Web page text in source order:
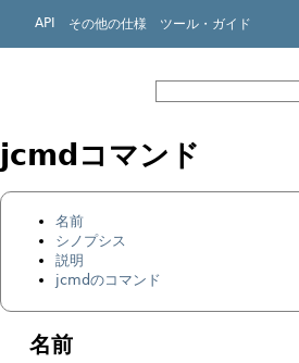
API その他の仕様 ツール・ガイド
jcmdコマンド
名前
シノプシス
説明
jcmdのコマンド
名前